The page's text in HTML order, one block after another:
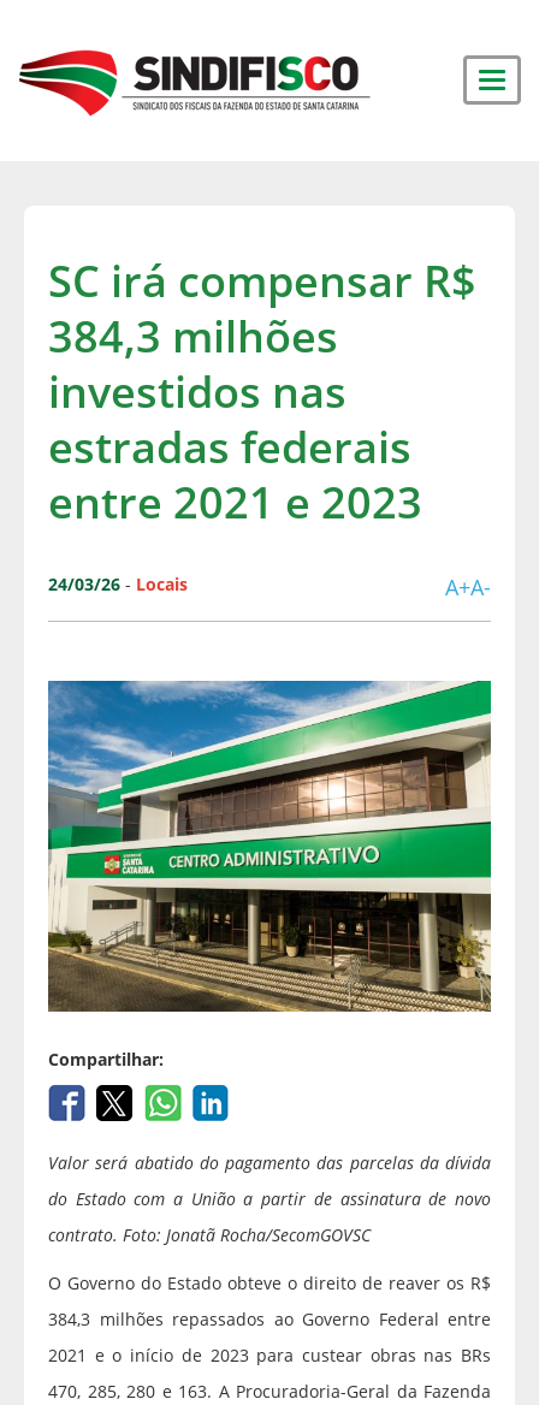
SC irá compensar R$
384,3 milhões
investidos nas
estradas federais
entre 2021 e 2023
24/03/26 - Locais A+A-
Compartilhar:
Valor será abatido do pagamento das parcelas da dívida
do Estado com a União a partir de assinatura de novo
contrato. Foto: Jonatã Rocha/SecomGOVSC
O Governo do Estado obteve o direito de reaver os R$
384,3 milhões repassados ao Governo Federal entre
2021 e o início de 2023 para custear obras nas BRs
470, 285, 280 e 163. A Procuradoria-Geral da Fazenda